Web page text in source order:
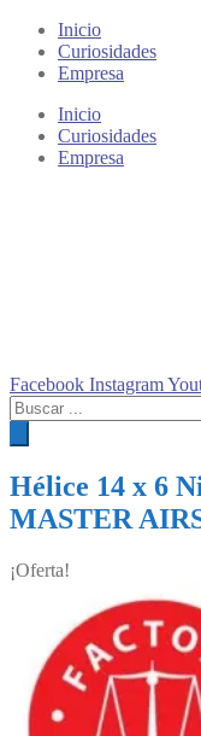
Inicio
Curiosidades
Empresa
Inicio
Curiosidades
Empresa
Facebook Instagram
Búsqueda
de
productos
Hélice 14 x 6
MASTER
¡Oferta!